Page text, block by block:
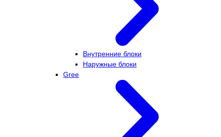
Внутренние блоки
Наружные блоки
Gree